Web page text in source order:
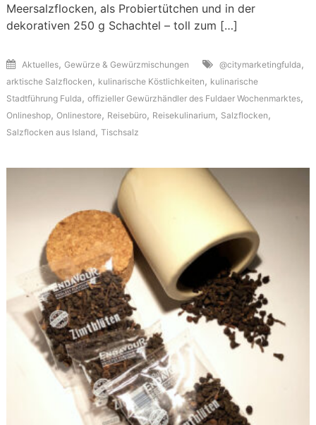
Meersalzflocken, als Probiertütchen und in der
dekorativen 250 g Schachtel – toll zum […]
Aktuelles, Gewürze & Gewürzmischungen @citymarketingfulda ,
arktische Salzflocken , kulinarische Köstlichkeiten , kulinarische
Stadtführung Fulda , offizieller Gewürzhändler des Fuldaer Wochenmarktes,
Onlineshop, Onlinestore, Reisebüro, Reisekulinarium, Salzflocken ,
Salzflocken aus Island, Tischsalz